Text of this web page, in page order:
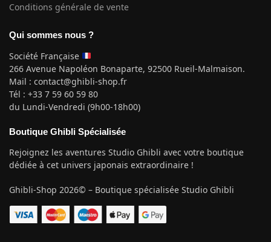
Conditions générale de vente
Qui sommes nous ?
Société Française
266 Avenue Napoléon Bonaparte, 92500 Rueil-Malmaison.
Mail : contact@ghibli-shop.fr
Tél : +33 7 59 60 59 80
du Lundi-Vendredi (9h00-18h00)
Boutique Ghibli Spécialisée
Rejoignez les aventures Studio Ghibli avec votre boutique
dédiée à cet univers japonais extraordinaire !
Ghibli-Shop 2026© – Boutique spécialisée Studio Ghibli